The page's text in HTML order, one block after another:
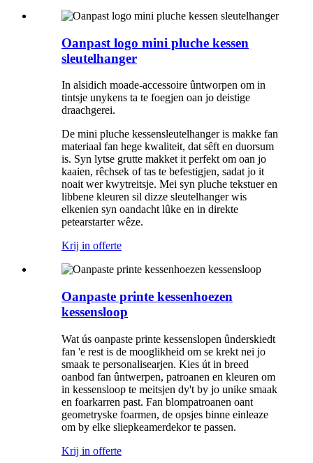
Oanpast logo mini pluche kessen
sleutelhanger
In alsidich moade-accessoire ûntworpen om in
tintsje unykens ta te foegjen oan jo deistige
draachgerei.
De mini pluche kessensleutelhanger is makke fan
materiaal fan hege kwaliteit, dat sêft en duorsum
is. Syn lytse grutte makket it perfekt om oan jo
kaaien, rêchsek of tas te befestigjen, sadat jo it
noait wer kwytreitsje. Mei syn pluche tekstuer en
libbene kleuren sil dizze sleutelhanger wis
elkenien syn oandacht lûke en in direkte
petearstarter wêze.
Krij in offerte
Oanpaste printe kessenhoezen
kessensloop
Wat ús oanpaste printe kessenslopen ûnderskiedt
fan 'e rest is de mooglikheid om se krekt nei jo
smaak te personalisearjen. Kies út in breed
oanbod fan ûntwerpen, patroanen en kleuren om
in kessensloop te meitsjen dy't by jo unike smaak
en foarkarren past. Fan blompatroanen oant
geometryske foarmen, de opsjes binne einleaze
om by elke sliepkeamerdekor te passen.
Krij in offerte